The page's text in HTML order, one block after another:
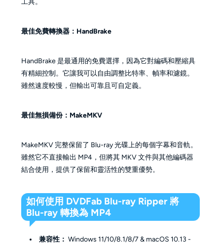
最佳免費轉換器：HandBrake
HandBrake 是最通用的免費選擇，因為它對編碼和壓縮具
有精細控制。它讓我可以自由調整比特率、幀率和濾鏡。
雖然速度較慢，但輸出可靠且可自定義。
最佳無損備份：MakeMKV
MakeMKV 完整保留了 Blu-ray 光碟上的每個字幕和音軌。
雖然它不直接輸出 MP4，但將其 MKV 文件與其他編碼器
結合使用，提供了保留和靈活性的雙重優勢。
如何使用 DVDFab Blu-ray Ripper 將
Blu-ray 轉換為 MP4
兼容性： Windows11/10/8.1/8/7 & macOS 10.13 -